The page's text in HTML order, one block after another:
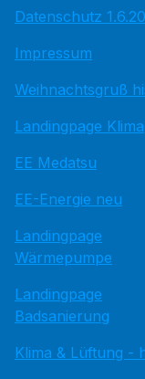
Datenschutz
Impressum
Weihnachtsgruß
Landingpage Klima
EE Medatsu
EE-Energie neu
Landingpage
Wärmepumpe
Landingpage
Badsanierung
Klima & Lüftung -